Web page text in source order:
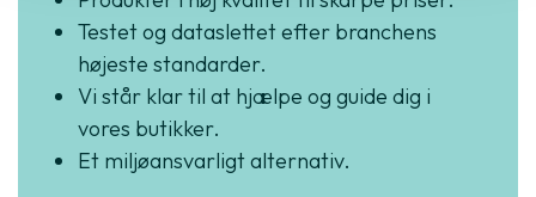
Testet og dataslettet efter branchens
højeste standarder.
Vi står klar til at hjælpe og guide dig i
vores butikker.
Et miljøansvarligt alternativ.